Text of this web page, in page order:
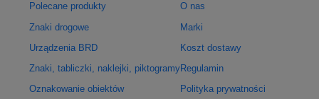
Polecane produkty
Znaki drogowe
Urządzenia BRD
Znaki, tabliczki, naklejki, piktogramy
Oznakowanie obiektów
O nas
Marki
Koszt dostawy
Regulamin
Polityka prywatności